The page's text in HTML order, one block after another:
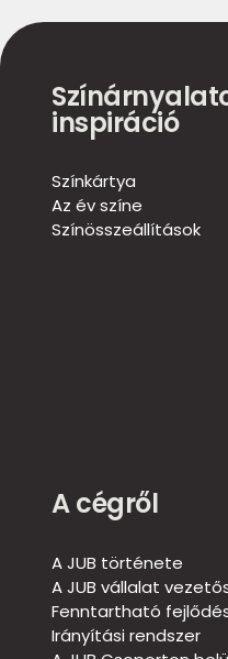
inspiráció
Színkártya
Az év színe
Színösszeállítások
A cégről
A JUB története
A JUB vállalat
Fenntartható
Irányítási rendszer